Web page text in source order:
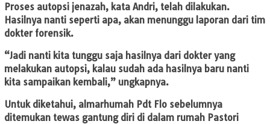
Proses autopsi jenazah, kata Andri, telah dilakukan.
Hasilnya nanti seperti apa, akan menunggu laporan dari tim
dokter forensik.
“Jadi nanti kita tunggu saja hasilnya dari dokter yang
melakukan autopsi, kalau sudah ada hasilnya baru nanti
kita sampaikan kembali,” ungkapnya.
Untuk diketahui, almarhumah Pdt Flo sebelumnya
ditemukan tewas gantung diri di dalam rumah Pastori